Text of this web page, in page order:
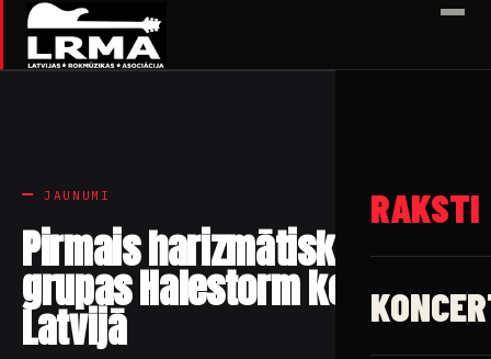
✕
RAKSTI
JAUNUMI
Pirmais harizmātiskās
grupas Halestorm koncerts
Latvijā